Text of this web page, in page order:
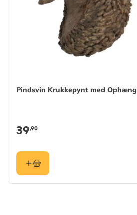
Pindsvin Krukkepynt med Ophæng
39,90